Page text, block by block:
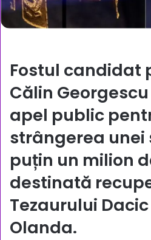
Fostul candidat
Călin
apel public
strângerea unei
puțin un milion
destinată
Tezaurului
Olanda.